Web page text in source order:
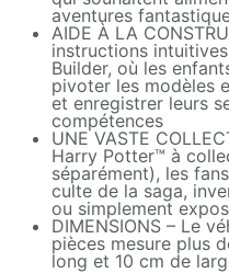
aventures
AIDE À LA
instructions
Builder, où les
pivoter les modèles
et enregistrer leurs
compétences
UNE VASTE
Harry Potter™ à
séparément), les
culte de la saga,
ou simplement
DIMENSIONS – Le
pièces mesure plus
long et 10 cm de